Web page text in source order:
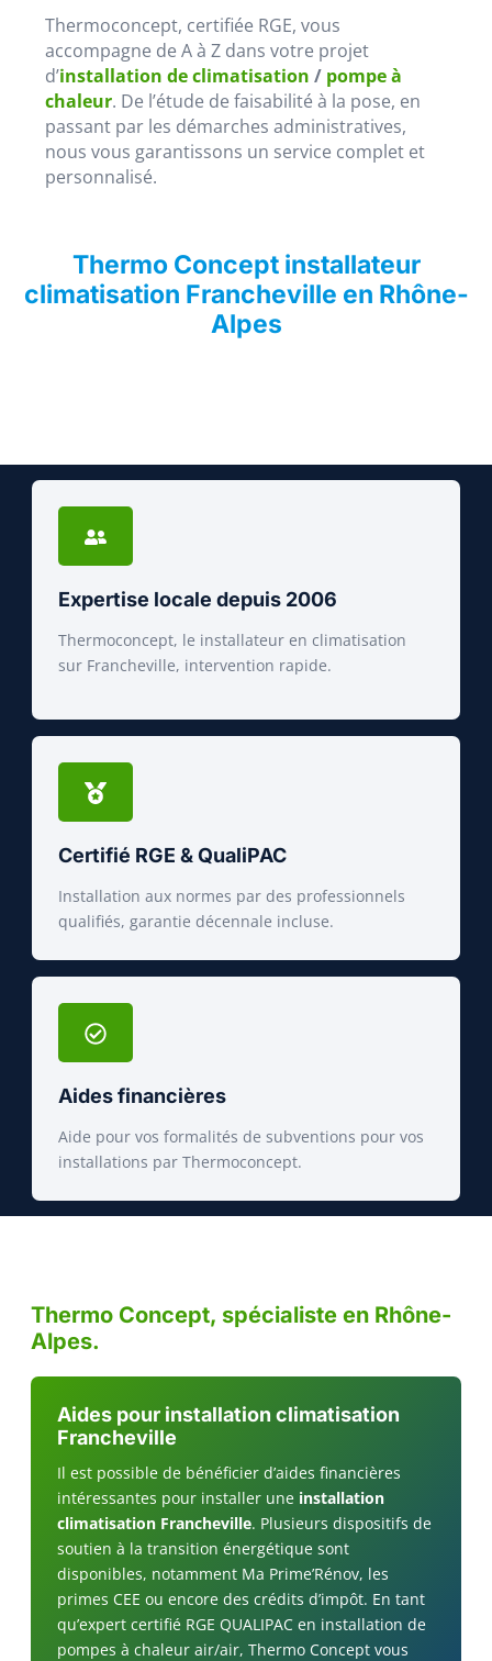
Thermoconcept, certifiée RGE, vous
accompagne de A à Z dans votre projet
d’installation de climatisation / pompe à
chaleur. De l’étude de faisabilité à la pose, en
passant par les démarches administratives,
nous vous garantissons un service complet et
personnalisé.
Thermo Concept installateur
climatisation Francheville en Rhône-
Alpes
Expertise locale depuis 2006
Thermoconcept, le installateur en climatisation
sur Francheville, intervention rapide.
Certifié RGE & QualiPAC
Installation aux normes par des professionnels
qualifiés, garantie décennale incluse.
Aides financières
Aide pour vos formalités de subventions pour vos
installations par Thermoconcept.
Thermo Concept, spécialiste en Rhône-
Alpes.
Aides pour installation climatisation
Francheville
Il est possible de bénéficier d’aides financières
intéressantes pour installer une installation
climatisation Francheville. Plusieurs dispositifs de
soutien à la transition énergétique sont
disponibles, notamment Ma Prime’Rénov, les
primes CEE ou encore des crédits d’impôt. En tant
qu’expert certifié RGE QUALIPAC en installation de
pompes à chaleur air/air, Thermo Concept vous